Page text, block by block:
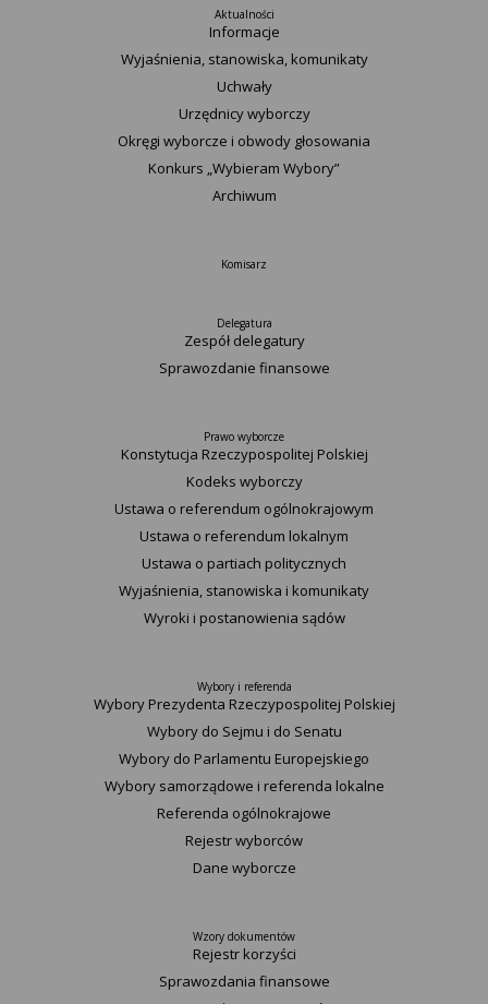
Aktualności
Informacje
Wyjaśnienia, stanowiska, komunikaty
Uchwały
Urzędnicy wyborczy
Okręgi wyborcze i obwody głosowania
Konkurs „Wybieram Wybory”
Archiwum
Komisarz
Delegatura
Zespół delegatury
Sprawozdanie finansowe
Prawo wyborcze
Konstytucja Rzeczypospolitej Polskiej​
Kodeks wyborczy
Ustawa o referendum ogólnokrajowym
Ustawa o referendum lokalnym
Ustawa o partiach politycznych
Wyjaśnienia, stanowiska i komunikaty
Wyroki i postanowienia sądów
Wybory i referenda
Wybory Prezydenta Rzeczypospolitej Polskiej
Wybory do Sejmu i do Senatu
Wybory do Parlamentu Europejskiego
Wybory samorządowe i referenda lokalne
Referenda ogólnokrajowe
Rejestr wyborców
Dane wyborcze
Wzory dokumentów
Rejestr korzyści
Sprawozdania finansowe